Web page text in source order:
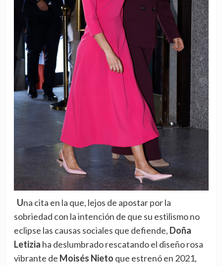
Una cita en la que, lejos de apostar por la
sobriedad con la intención de que su estilismo no
eclipse las causas sociales que defiende, Doña
Letizia ha deslumbrado rescatando el diseño rosa
vibrante de Moisés Nieto que estrenó en 2021,